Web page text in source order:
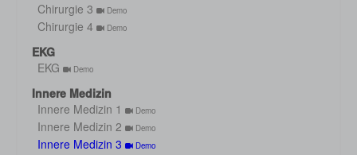
Chirurgie 3 Demo
Chirurgie 4 Demo
EKG
EKG
Demo
Innere Medizin
Innere Medizin 1
Demo
Innere Medizin 2 Demo
Innere Medizin 3 Demo